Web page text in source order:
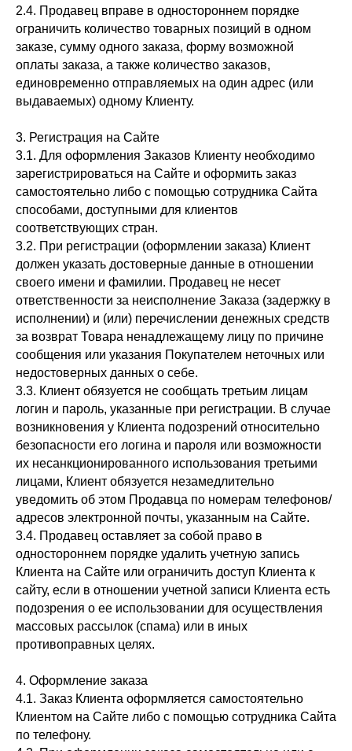
2.4. Продавец вправе в одностороннем порядке
ограничить количество товарных позиций в одном
заказе, сумму одного заказа, форму возможной
оплаты заказа, а также количество заказов,
единовременно отправляемых на один адрес (или
выдаваемых) одному Клиенту.
3. Регистрация на Сайте
3.1. Для оформления Заказов Клиенту необходимо
зарегистрироваться на Сайте и оформить заказ
самостоятельно либо с помощью сотрудника Сайта
способами, доступными для клиентов
соответствующих стран.
3.2. При регистрации (оформлении заказа) Клиент
должен указать достоверные данные в отношении
своего имени и фамилии. Продавец не несет
ответственности за неисполнение Заказа (задержку в
исполнении) и (или) перечислении денежных средств
за возврат Товара ненадлежащему лицу по причине
сообщения или указания Покупателем неточных или
недостоверных данных о себе.
3.3. Клиент обязуется не сообщать третьим лицам
логин и пароль, указанные при регистрации. В случае
возникновения у Клиента подозрений относительно
безопасности его логина и пароля или возможности
их несанкционированного использования третьими
лицами, Клиент обязуется незамедлительно
уведомить об этом Продавца по номерам телефонов/
адресов электронной почты, указанным на Сайте.
3.4. Продавец оставляет за собой право в
одностороннем порядке удалить учетную запись
Клиента на Сайте или ограничить доступ Клиента к
сайту, если в отношении учетной записи Клиента есть
подозрения о ее использовании для осуществления
массовых рассылок (спама) или в иных
противоправных целях.
4. Оформление заказа
4.1. Заказ Клиента оформляется самостоятельно
Клиентом на Сайте либо с помощью сотрудника Сайта
по телефону.